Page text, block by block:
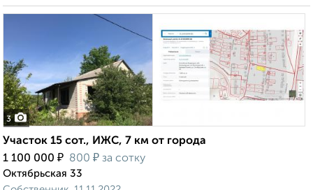
3
Участок 15 сот., ИЖС, 7 км от города
1 100 000 ₽ 800 ₽ за сотку
Октябрьская 33